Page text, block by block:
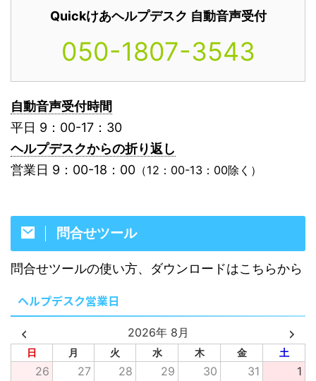
Quickけあヘルプデスク 自動音声受付
050-1807-3543
自動音声受付時間
平日 9：00-17：30
ヘルプデスクからの折り返し
営業日 9：00-18：00 （12：00-13：00除く）
問合せツール
問合せツールの使い方、ダウンロードはこちらから
ヘルプデスク営業日
2026年 8月
日 月 火 水 木 金 土
26 27 28 29 30 31 1